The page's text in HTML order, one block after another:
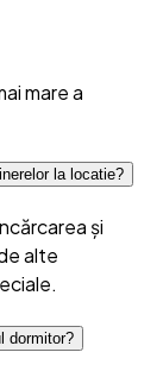
mare a
la locatie?
și
alte
dormitor?